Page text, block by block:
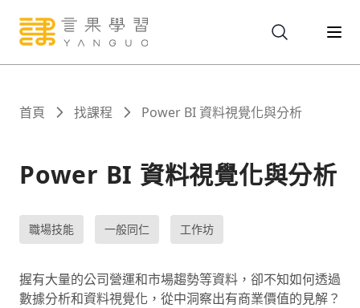
關於
課程
報名
首頁 找課程 Power BI 資料視覺化與分析
Power BI 資料視覺化與分析
職場技能 一般同仁 工作坊
握有大量的公司營運和市場趨勢等資料，卻不知如何透過
數據分析和資料視覺化，從中洞察出有商業價值的見解？